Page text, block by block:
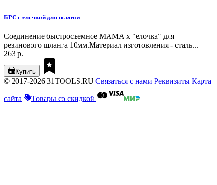
БРС с елочкой для шланга
Соединение быстросъемное МАМА х "ёлочка" для
резинового шланга 10мм.Материал изготовления - сталь...
263 р.
Купить
© 2017-2026 31TOOLS.RU Связаться с нами Реквизиты Карта
сайта Товары со скидкой